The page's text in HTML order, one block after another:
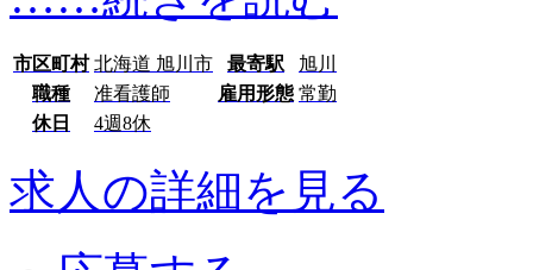
市区町村 北海道 旭川市 最寄駅
旭川
職種
准看護師 雇用形態 常勤
休日
4週8休
求人の詳細を見る